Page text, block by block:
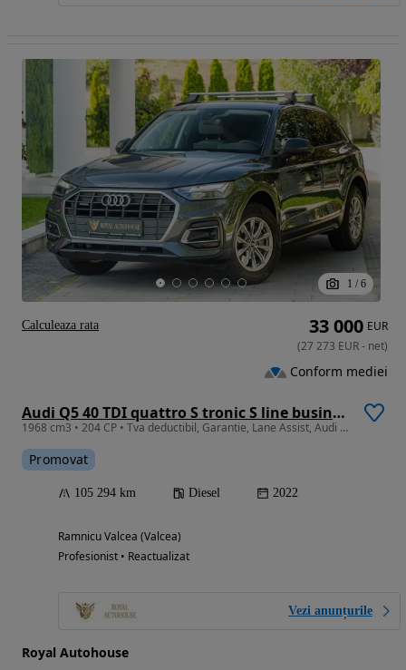
1 / 6
Audi Q5 40 TDI quattro S tronic S line business
1968 cm3 • 204 CP • Tva deductibil, Garantie, Lane Assist, Audi pre sense, Distronic, LED
Promovat
105 294 km Diesel 2022
Ramnicu Valcea (Valcea)
Profesionist • Reactualizat
Vezi anunțurile
Royal Autohouse
33 000 EUR
(27 273 EUR- net)
Conform mediei
Calculeaza rata